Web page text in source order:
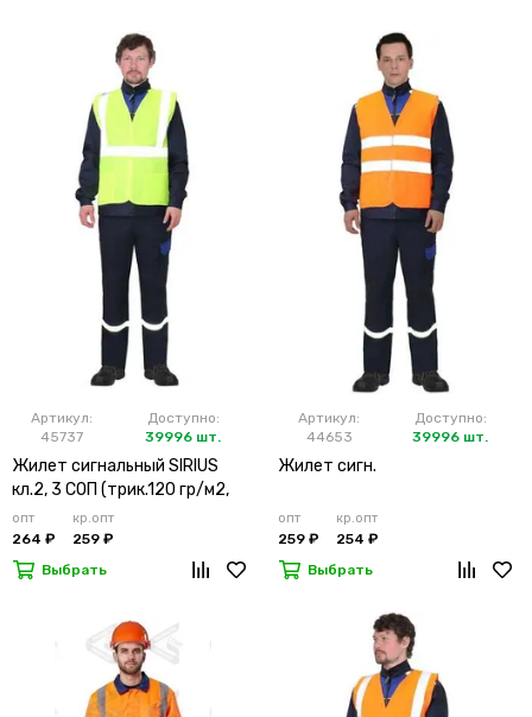
Артикул:
45737
Доступно:
39996 шт.
Жилет сигнальный SIRIUS
кл.2, 3 СОП (трик.120 гр/м2,
карманы) лимонный
опт
264 ₽
кр.опт
259 ₽
Выбрать
Артикул:
44653
Доступно:
39996 шт.
Жилет сигн.
опт
259 ₽
кр.опт
254 ₽
Выбрать